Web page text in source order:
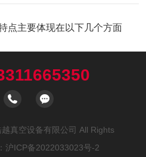
点主要体现在以下几个方面
真空设备有限公司 All Rights
沪ICP备2022033023号-2